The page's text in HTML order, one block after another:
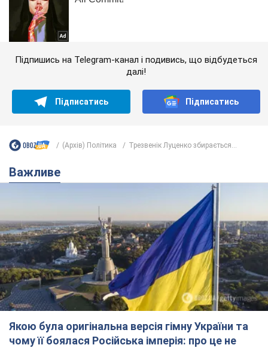
Підпишись на Telegram-канал і подивись, що відбудеться
далі!
Підписатись Підписатись
(Архів) Політика Трезвенік Луценко збирається...
Важливе
Якою була оригінальна версія гімну України та
чому її боялася Російська імперія: про це не